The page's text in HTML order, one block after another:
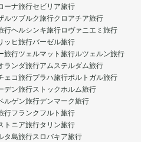
ーナ旅行セビリア旅行
ルツブルク旅行クロアチア旅行
行ヘルシンキ旅行ロヴァニエミ旅行
ッヒ旅行バーゼル旅行
旅行ツェルマット旅行ルツェルン旅行
ランダ旅行アムステルダム旅行
ェコ旅行プラハ旅行ポルトガル旅行
デン旅行ストックホルム旅行
ルゲン旅行デンマーク旅行
行フランクフルト旅行
トニア旅行タリン旅行
タ島旅行スロバキア旅行